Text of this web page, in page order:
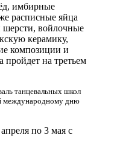
имбирные
расписные яйца
шерсти, войлочные
керамику,
композиции и
пройдет на третьем
танцевальных школ
международному дню
по 3 мая с